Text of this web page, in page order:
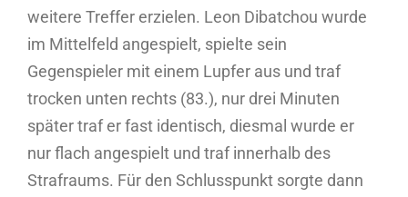
weitere Treffer erzielen. Leon Dibatchou wurde
im Mittelfeld angespielt, spielte sein
Gegenspieler mit einem Lupfer aus und traf
trocken unten rechts (83.), nur drei Minuten
später traf er fast identisch, diesmal wurde er
nur flach angespielt und traf innerhalb des
Strafraums. Für den Schlusspunkt sorgte dann